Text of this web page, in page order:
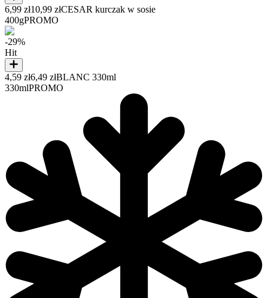
6,99 zł10,99 złCESAR kurczak w sosie
400gPROMO
-29%
Hit
4,59 zł6,49 złBLANC 330ml
330mlPROMO